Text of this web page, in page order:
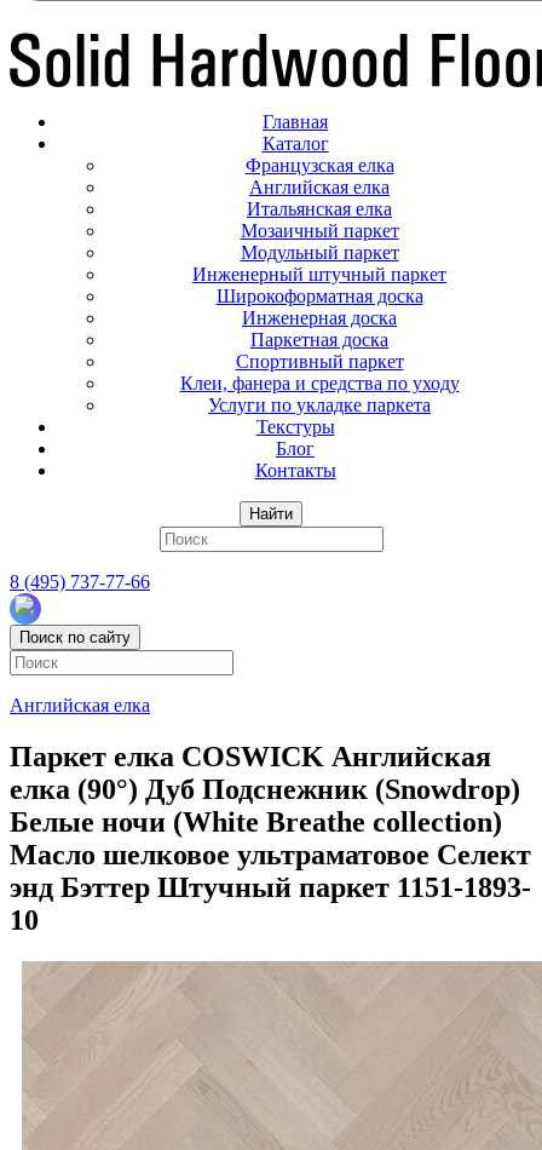
Главная
Каталог
Французская елка
Английская елка
Итальянская елка
Мозаичный паркет
Модульный паркет
Инженерный штучный паркет
Широкоформатная доска
Инженерная доска
Паркетная доска
Спортивный паркет
Клеи, фанера и средства по уходу
Услуги по укладке паркета
Текстуры
Блог
Контакты
Найти
8 (495) 737-77-66
Поиск по сайту
Английская елка
Паркет елка COSWICK Английская
елка (90°) Дуб Подснежник (Snowdrop)
Белые ночи (White Breathe collection)
Масло шелковое ультраматовое Селект
энд Бэттер Штучный паркет 1151-1893-
10